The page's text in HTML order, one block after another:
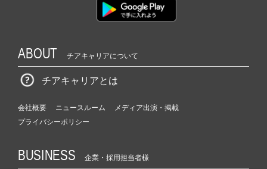
ABOUT チアキャリアについて
チアキャリアとは
会社概要 ニュースルーム
メディア出演・掲載
プライバシーポリシー
BUSINESS 企業・採用担当者様